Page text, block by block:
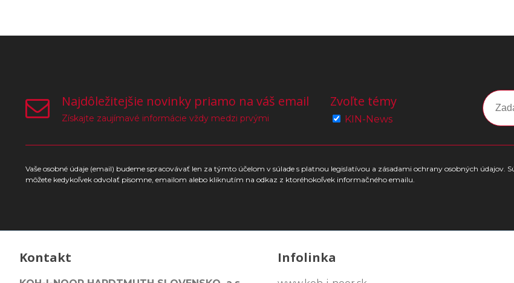
Najdôležitejšie novinky priamo na váš email
Získajte zaujímavé informácie vždy medzi prvými
Zvoľte témy
KIN-News
Vaše osobné údaje (email) budeme spracovávať len za týmto účelom v súlade s platnou legislatívou a zásadami ochrany osobných
môžete kedykoľvek odvolať písomne, emailom alebo kliknutím na odkaz z ktoréhokoľvek informačného emailu.
Kontakt Infolinka